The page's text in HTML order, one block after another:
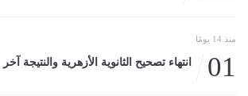
منذ 14 يومًا
01 انتهاء تصحيح الثانوية الأزهرية والنتيجة